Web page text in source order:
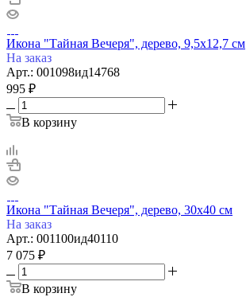
Икона "Тайная Вечеря", дерево, 9,5х12,7 см
На заказ
Арт.: 001098ид14768
995 ₽
В корзину
Икона "Тайная Вечеря", дерево, 30х40 см
На заказ
Арт.: 001100ид40110
7 075 ₽
В корзину